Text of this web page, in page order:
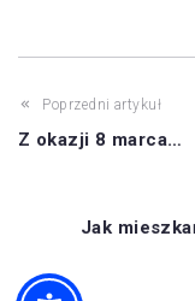
Poprzedni artykuł
Z okazji 8 marca…
Jak